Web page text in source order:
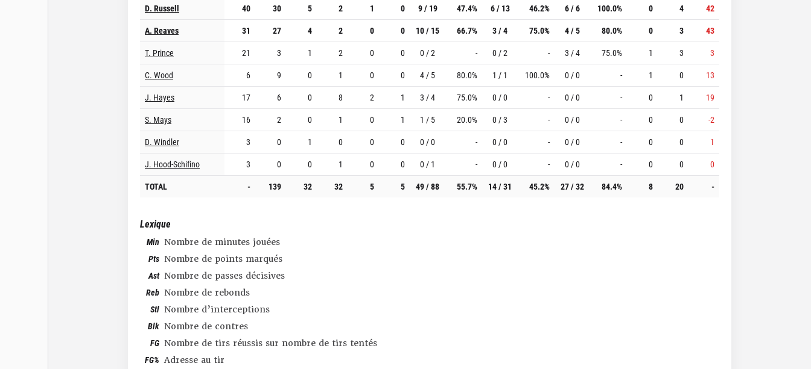
D. Russell
40 30 5 2 1 0 9 / 19 47.4% 6 / 13 46.2% 6 / 6 100.0% 0 4
42
A. Reaves
31 27 4 2 0 0 10 / 15 66.7% 3 / 4 75.0% 4 / 5 80.0% 0 3
43
T. Prince
21 3 1 2 0 0 0 / 2 - 0 / 2 - 3 / 4 75.0% 1 3
3
C. Wood
6 9 0 1 0 0 4 / 5 80.0% 1 / 1 100.0% 0 / 0 - 1 0
13
J. Hayes
17 6 0 8 2 1 3 / 4 75.0% 0 / 0 - 0 / 0 - 0 1
19
S. Mays
16 2 0 1 0 1 1 / 5 20.0% 0 / 3 - 0 / 0 - 0 0
-2
D. Windler
3 0 1 0 0 0 0 / 0 - 0 / 0 - 0 / 0 - 0 0
1
J. Hood-Schifino
3 0 0 1 0 0 0 / 1 - 0 / 0 - 0 / 0 - 0 0
0
TOTAL
- 139 32 32 5 5 49 / 88 55.7% 14 / 31 45.2% 27 / 32 84.4% 8 20 -
Lexique
Min Nombre de minutes jouées
Pts Nombre de points marqués
Ast Nombre de passes décisives
Reb Nombre de rebonds
Stl Nombre d’interceptions
Blk Nombre de contres
FG Nombre de tirs réussis sur nombre de tirs tentés
FG% Adresse au tir